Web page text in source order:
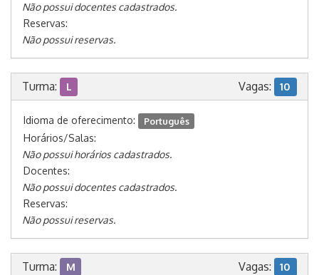
Não possui docentes cadastrados.
Reservas:
Não possui reservas.
Turma: L Vagas: 10
Idioma de oferecimento: Português
Horários/Salas:
Não possui horários cadastrados.
Docentes:
Não possui docentes cadastrados.
Reservas:
Não possui reservas.
Turma: M Vagas: 10